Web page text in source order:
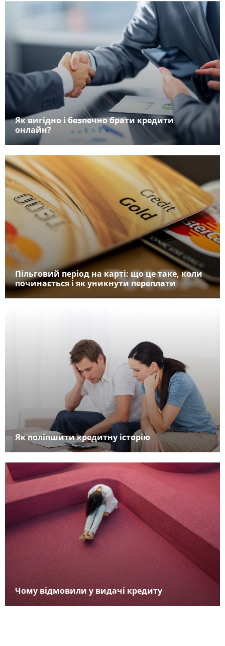
Як вигідно і безпечно брати кредити
онлайн?
Пільговий період на карті: що це таке, коли
починається і як уникнути переплати
Як поліпшити кредитну історію
Чому відмовили у видачі кредиту